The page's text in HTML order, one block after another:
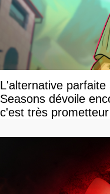
L'alternative
Seasons dévoile
c'est très prometteur